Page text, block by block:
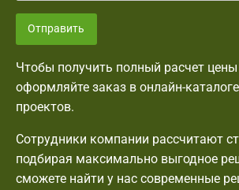
Отправить
Чтобы получить полный расчет
оформляйте заказ в онлайн-
проектов.
Сотрудники компании рассчитают
подбирая максимально выгодное
сможете найти у нас современные